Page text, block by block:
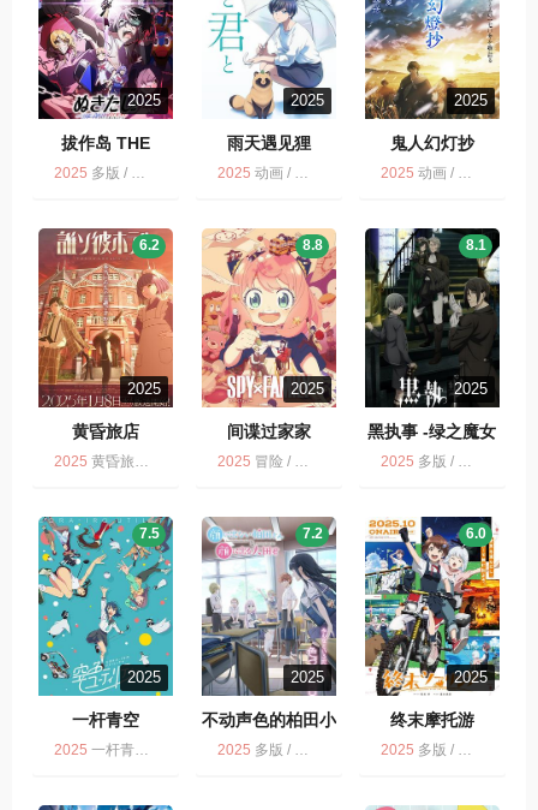
2025
拔作岛 THE
ANIMATION ぬき
2025 多版 / 动画
2025
雨天遇见狸
2025 动画 / 雨天遇见狸/和雨和你 / 多版 / 剧情
2025
鬼人幻灯抄
2025 动画 / 多版 / 剧情 / 奇幻 / 鬼人幻灯抄
2025
黄昏旅店
6.2
2025 黄昏旅店 / 多版 / 动画
2025
间谍过家家
8.8
2025 冒险 / 动画 / 喜剧 / 爱情 / 多版
2025
黑执事 -绿之魔女
篇- 黒執事 -緑の
8.1
2025 多版 / 动画 / 黑执事：绿之魔女篇
2025
一杆青空
7.5
2025 一杆青空 / 多版 / 动画
2025
不动声色的柏田小
姐与喜形于色的太
7.2
2025 多版 / 动画
2025
终末摩托游
6.0
2025 多版 / 动画 / 终末摩托游